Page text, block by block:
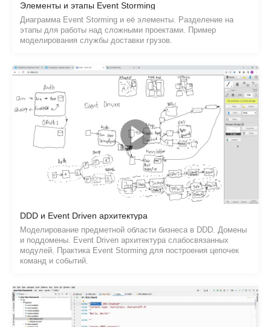
Элементы и этапы Event Storming
Диаграмма Event Storming и её элементы. Разделение на
этапы для работы над сложными проектами. Пример
моделирования службы доставки грузов.
DDD и Event Driven архитектура
Моделирование предметной области бизнеса в DDD. Домены
и поддомены. Event Driven архитектура слабосвязанных
модулей. Практика Event Storming для построения цепочек
команд и событий.